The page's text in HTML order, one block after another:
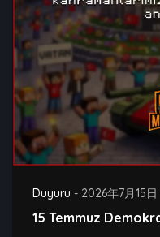
Duyuru - 2026年7月15日
15 Temmuz